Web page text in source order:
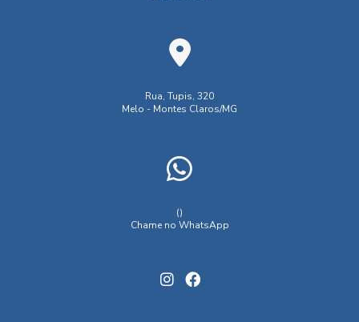
Rua, Tupis, 320
Melo - Montes Claros/MG
()
Chame no WhatsApp